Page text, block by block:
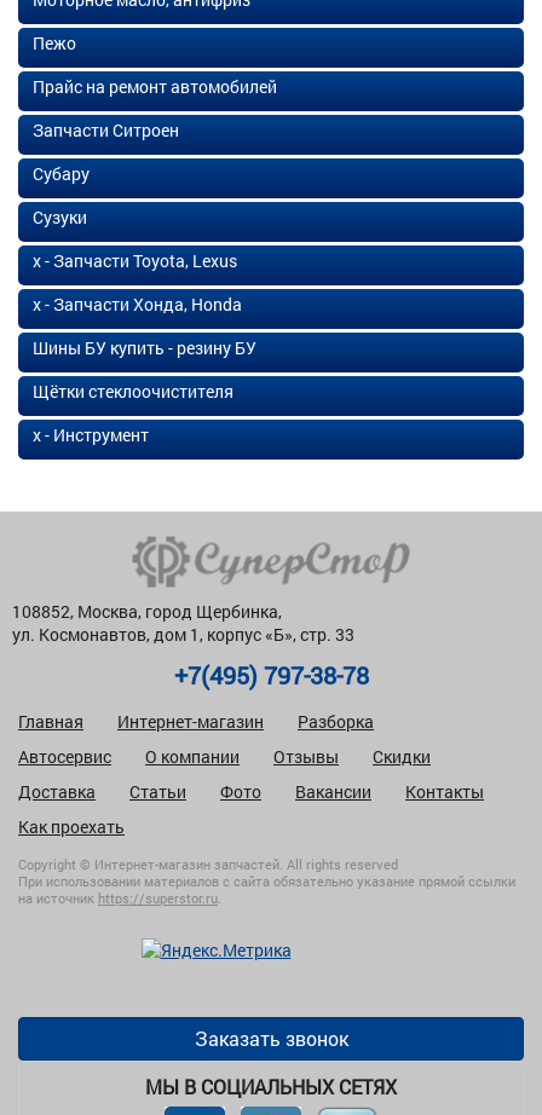
Пежо
Прайс на ремонт автомобилей
Запчасти Ситроен
Субару
Сузуки
х - Запчасти Toyota, Lexus
х - Запчасти Хонда, Honda
Шины БУ купить - резину БУ
Щётки стеклоочистителя
х - Инструмент
108852, Москва, город Щербинка,
ул. Космонавтов, дом 1, корпус «Б», стр. 33
+7(495) 797-38-78
Главная Интернет-магазин
Разборка
Автосервис
О компании Отзывы
Скидки
Доставка
Статьи Фото Вакансии
Контакты
Как проехать
Copyright © Интернет-магазин запчастей. All rights reserved
При использовании материалов с сайта обязательно указание прямой ссылки
на источник https://superstor.ru.
Заказать звонок
МЫ В СОЦИАЛЬНЫХ СЕТЯХ